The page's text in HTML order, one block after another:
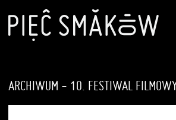
ARCHIWUM - 10. FESTIWAL